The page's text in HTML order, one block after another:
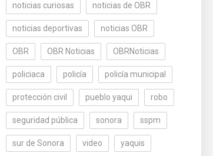
noticias curiosas noticias de OBR
noticias deportivas noticias OBR
OBR OBR Noticias OBRNoticias
policiaca policía policía municipal
protección civil pueblo yaqui robo
seguridad pública sonora sspm
sur de Sonora video yaquis